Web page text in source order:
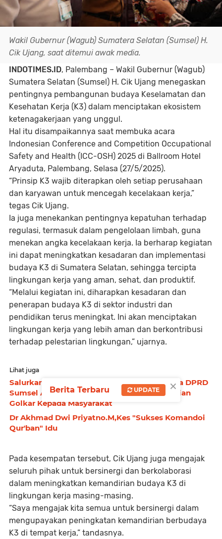
Wakil Gubernur (Wagub) Sumatera Selatan (Sumsel) H.
Cik Ujang, saat ditemui awak media.
INDOTIMES.ID, Palembang – Wakil Gubernur (Wagub)
Sumatera Selatan (Sumsel) H. Cik Ujang menegaskan
pentingnya pembangunan budaya Keselamatan dan
Kesehatan Kerja (K3) dalam menciptakan ekosistem
ketenagakerjaan yang unggul.
Hal itu disampaikannya saat membuka acara
Indonesian Conference and Competition Occupational
Safety and Health (ICC-OSH) 2025 di Ballroom Hotel
Aryaduta, Palembang, Selasa (27/5/2025).
“Prinsip K3 wajib diterapkan oleh setiap perusahaan
dan karyawan untuk mencegah kecelakaan kerja,”
tegas Cik Ujang.
Ia juga menekankan pentingnya kepatuhan terhadap
regulasi, termasuk dalam pengelolaan limbah, guna
menekan angka kecelakaan kerja. Ia berharap kegiatan
ini dapat meningkatkan kesadaran dan implementasi
budaya K3 di Sumatera Selatan, sehingga tercipta
lingkungan kerja yang aman, sehat, dan produktif.
“Melalui kegiatan ini, diharapkan kesadaran dan
penerapan budaya K3 di sektor industri dan
pendidikan terus meningkat. Ini akan menciptakan
lingkungan kerja yang lebih aman dan berkontribusi
terhadap pelestarian lingkungan,” ujarnya.
Lihat juga
Salurkan 800 Kantong Daging Kurban, Ketua DPRD
Sumsel Andie Dinialdie : Ini Bentuk Kepedulian
Golkar Kepada Masyarakat
Dr Akhmad Dwi Priyatno.M,Kes "Sukses Komandoi
Qur'ban" Idu
Pada kesempatan tersebut, Cik Ujang juga mengajak
seluruh pihak untuk bersinergi dan berkolaborasi
dalam meningkatkan kemandirian budaya K3 di
lingkungan kerja masing-masing.
“Saya mengajak kita semua untuk bersinergi dalam
mengupayakan peningkatan kemandirian berbudaya
K3 di tempat kerja,” tandasnya.
×
Berita Terbaru UPDATE